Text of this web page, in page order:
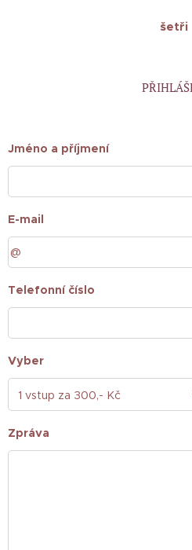
šetři
Jméno a příjmení
E-mail
Telefonní číslo
Vyber
Zpráva